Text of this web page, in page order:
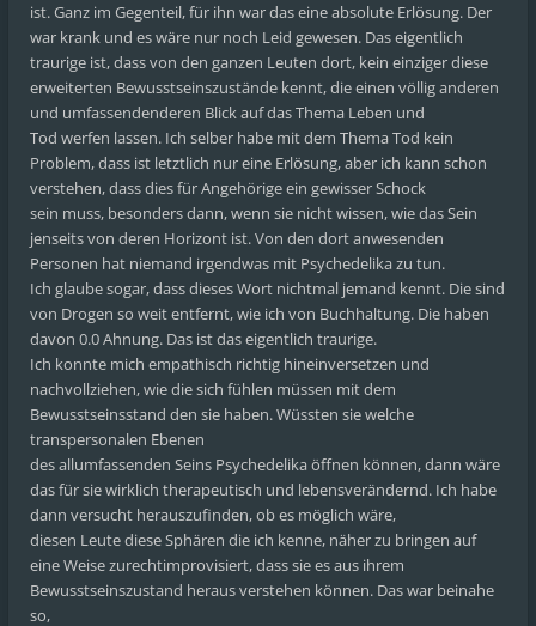
ist. Ganz im Gegenteil, für ihn war das eine absolute Erlösung. Der
war krank und es wäre nur noch Leid gewesen. Das eigentlich
traurige ist, dass von den ganzen Leuten dort, kein einziger diese
erweiterten Bewusstseinszustände kennt, die einen völlig anderen
und umfassendenderen Blick auf das Thema Leben und
Tod werfen lassen. Ich selber habe mit dem Thema Tod kein
Problem, dass ist letztlich nur eine Erlösung, aber ich kann schon
verstehen, dass dies für Angehörige ein gewisser Schock
sein muss, besonders dann, wenn sie nicht wissen, wie das Sein
jenseits von deren Horizont ist. Von den dort anwesenden
Personen hat niemand irgendwas mit Psychedelika zu tun.
Ich glaube sogar, dass dieses Wort nichtmal jemand kennt. Die sind
von Drogen so weit entfernt, wie ich von Buchhaltung. Die haben
davon 0.0 Ahnung. Das ist das eigentlich traurige.
Ich konnte mich empathisch richtig hineinversetzen und
nachvollziehen, wie die sich fühlen müssen mit dem
Bewusstseinsstand den sie haben. Wüssten sie welche
transpersonalen Ebenen
des allumfassenden Seins Psychedelika öffnen können, dann wäre
das für sie wirklich therapeutisch und lebensverändernd. Ich habe
dann versucht herauszufinden, ob es möglich wäre,
diesen Leute diese Sphären die ich kenne, näher zu bringen auf
eine Weise zurechtimprovisiert, dass sie es aus ihrem
Bewusstseinszustand heraus verstehen können. Das war beinahe
so,